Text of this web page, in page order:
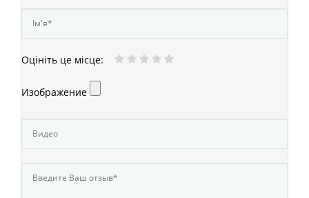
Оцініть це місце:
Изображение